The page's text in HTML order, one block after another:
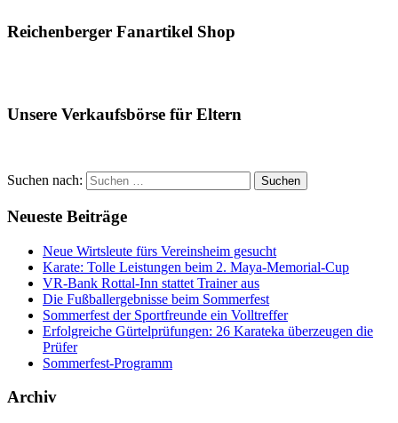
Reichenberger Fanartikel Shop
Unsere Verkaufsbörse für Eltern
Suchen nach: Suchen
Neueste Beiträge
Neue Wirtsleute fürs Vereinsheim gesucht
Karate: Tolle Leistungen beim 2. Maya-Memorial-Cup
VR-Bank Rottal-Inn stattet Trainer aus
Die Fußballergebnisse beim Sommerfest
Sommerfest der Sportfreunde ein Volltreffer
Erfolgreiche Gürtelprüfungen: 26 Karateka überzeugen die
Prüfer
Sommerfest-Programm
Archiv